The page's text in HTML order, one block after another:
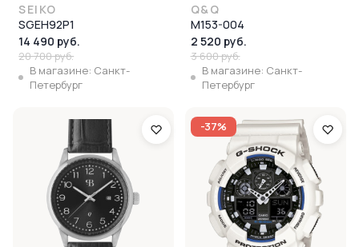
SEIKO
SGEH92P1
14 490 руб.
20 700 руб.
В магазине: Санкт-
Петербург
Q&Q
M153-004
2 520 руб.
3 600 руб.
В магазине: Санкт-
Петербург
-37%